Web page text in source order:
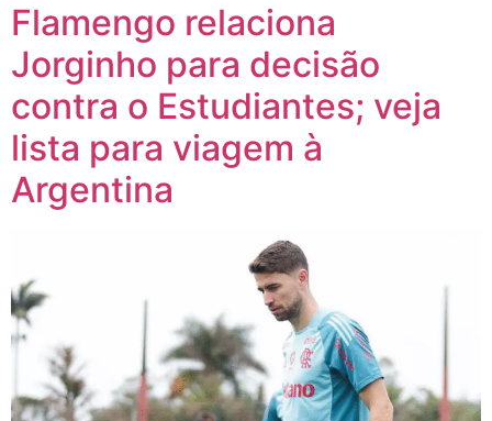
Flamengo relaciona
Jorginho para decisão
contra o Estudiantes; veja
lista para viagem à
Argentina